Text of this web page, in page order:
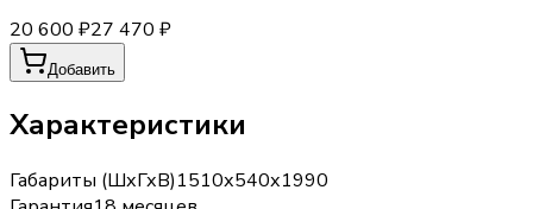
20 600 ₽27 470 ₽
Добавить
Характеристики
Габариты (ШхГхВ)1510х540х1990